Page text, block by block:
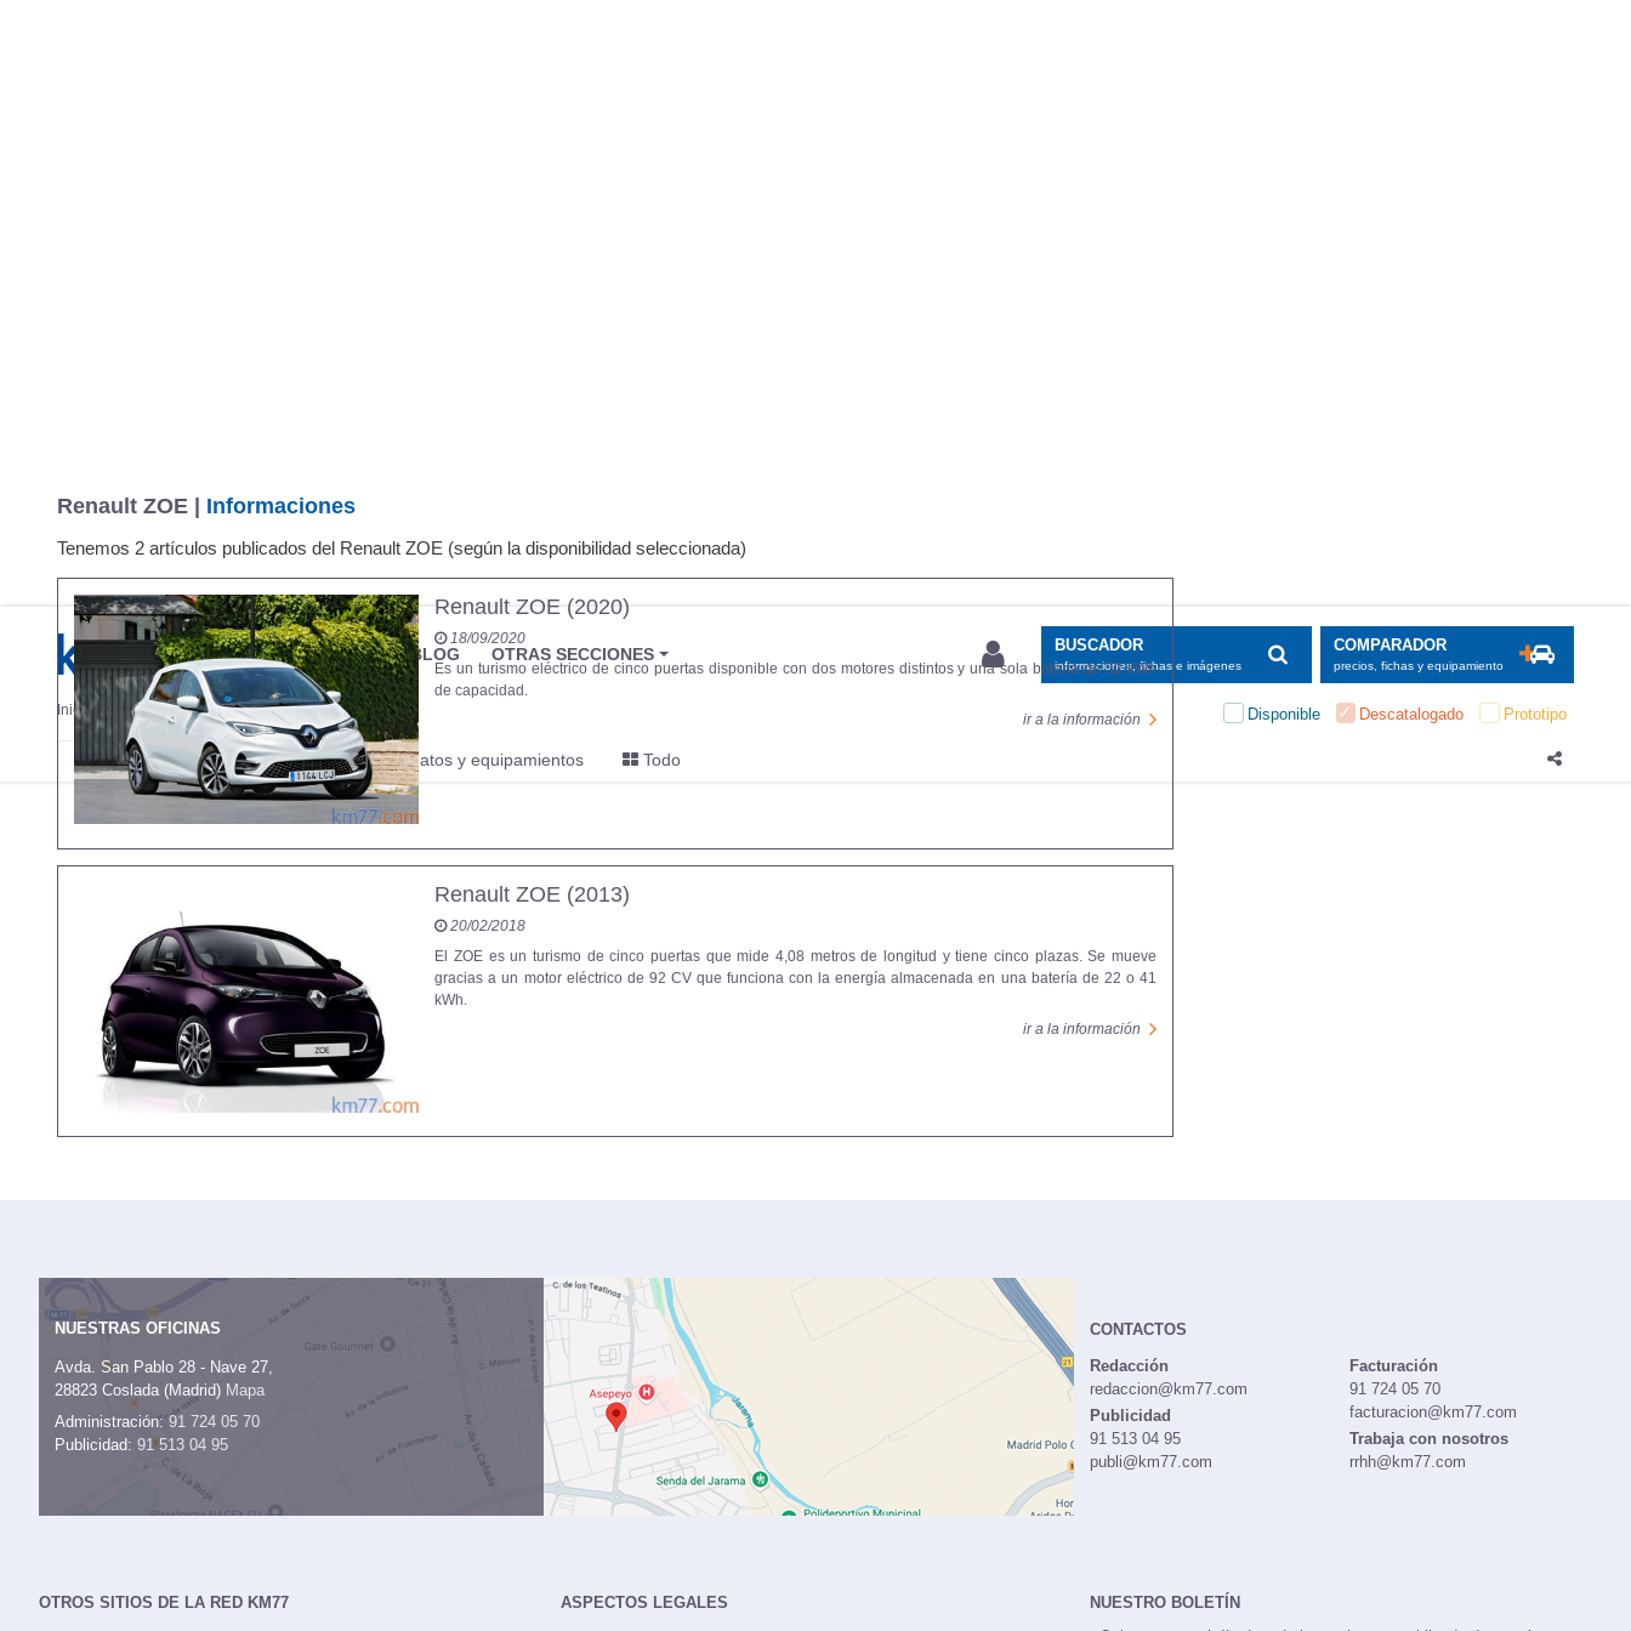
MARCAS REVISTA/BLOG OTRAS SECCIONES BUSCADOR
informaciones, fichas e imágenes
COMPARADOR
precios, fichas y equipamiento
Inicio Marcas Renault ZOE Disponible Descatalogado Prototipo
Información Fotos Precios, datos y equipamientos Todo
Renault ZOE | Informaciones
Tenemos 2 artículos publicados del Renault ZOE (según la disponibilidad seleccionada)
Renault ZOE (2020)
18/09/2020
Es un turismo eléctrico de cinco puertas disponible con dos motores distintos y una sola batería de 52 kWh
de capacidad.
ir a la información
Renault ZOE (2013)
20/02/2018
El ZOE es un turismo de cinco puertas que mide 4,08 metros de longitud y tiene cinco plazas. Se mueve
gracias a un motor eléctrico de 92 CV que funciona con la energía almacenada en una batería de 22 o 41
kWh.
ir a la información
NUESTRAS OFICINAS
Avda. San Pablo 28 - Nave 27,
28823 Coslada (Madrid) Mapa
Administración:91 724 05 70
Publicidad: 91 513 04 95
CONTACTOS
Redacción
redaccion@km77.com
Publicidad
91 513 04 95
publi@km77.com
Facturación
91 724 05 70
facturacion@km77.com
Trabaja con nosotros
rrhh@km77.com
OTROS SITIOS DE LA RED KM77
ASPECTOS LEGALES
NUESTRO BOLETÍN